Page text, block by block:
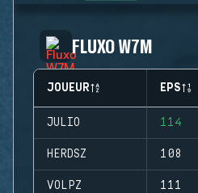
FLUXO W7M
JOUEUR EPS
JULIO 114
HERDSZ 108
VOLPZ 111